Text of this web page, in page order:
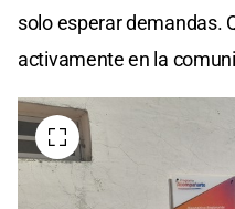
solo esperar demandas.
activamente en la